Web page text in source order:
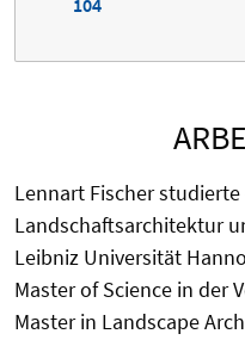
104
Lennart Fischer
Landschaftsarchitektur
Leibniz Universität
Master of Science in der
Masterin Landscape